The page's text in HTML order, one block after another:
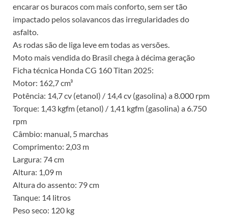
encarar os buracos com mais conforto, sem ser tão
impactado pelos solavancos das irregularidades do
asfalto.
As rodas são de liga leve em todas as versões.
Moto mais vendida do Brasil chega à décima geração
Ficha técnica Honda CG 160 Titan 2025:
Motor: 162,7 cm³
Potência: 14,7 cv (etanol) / 14,4 cv (gasolina) a 8.000 rpm
Torque: 1,43 kgfm (etanol) / 1,41 kgfm (gasolina) a 6.750
rpm
Câmbio: manual, 5 marchas
Comprimento: 2,03 m
Largura: 74 cm
Altura: 1,09 m
Altura do assento: 79 cm
Tanque: 14 litros
Peso seco: 120 kg